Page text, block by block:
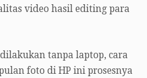
video hasil editing para
tanpa laptop, cara
foto di HP ini prosesnya